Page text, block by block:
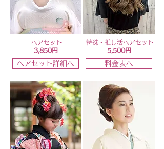
ヘアセット
3,850円
ヘアセット詳細へ
特殊・推し活ヘアセット
5,500円
料金表へ